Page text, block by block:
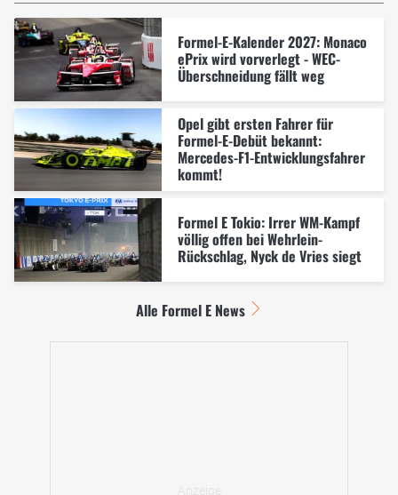
Formel-E-Kalender 2027: Monaco
ePrix wird vorverlegt - WEC-
Überschneidung fällt weg
Opel gibt ersten Fahrer für
Formel-E-Debüt bekannt:
Mercedes-F1-Entwicklungsfahrer
kommt!
Formel E Tokio: Irrer WM-Kampf
völlig offen bei Wehrlein-
Rückschlag, Nyck de Vries siegt
Alle Formel E News